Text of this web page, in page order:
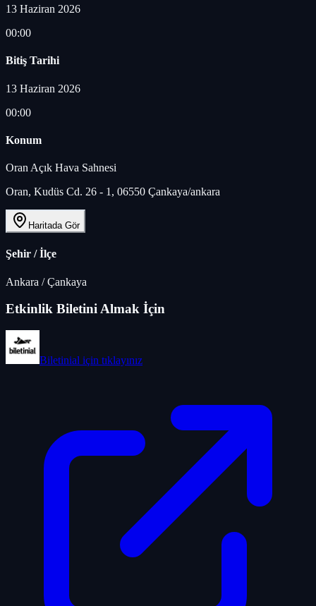
13 Haziran 2026
00:00
Bitiş Tarihi
13 Haziran 2026
00:00
Konum
Oran Açık Hava Sahnesi
Oran, Kudüs Cd. 26 - 1, 06550 Çankaya/ankara
Haritada Gör
Şehir / İlçe
Ankara /Çankaya
Etkinlik Biletini Almak İçin
Biletinial için tıklayınız